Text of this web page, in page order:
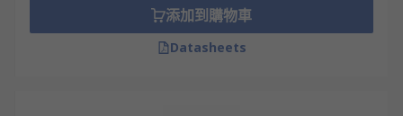
添加到購物車
Datasheets